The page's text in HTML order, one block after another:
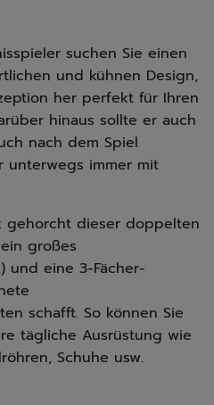
suchen Sie einen
und kühnen Design,
her perfekt für Ihren
hinaus sollte er auch
nach dem Spiel
unterwegs immer mit
gehorcht dieser doppelten
großes
und eine 3-Fächer-
schafft. So können Sie
tägliche Ausrüstung wie
Schuhe usw.